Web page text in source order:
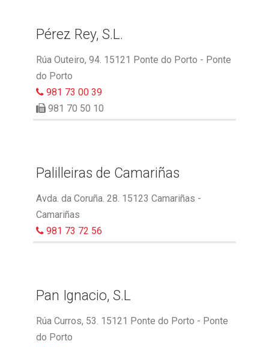
Pérez Rey, S.L.
Rúa Outeiro, 94. 15121 Ponte do Porto - Ponte
do Porto
981 73 00 39
981 70 50 10
Palilleiras de Camariñas
Avda. da Coruña. 28. 15123 Camariñas -
Camariñas
981 73 72 56
Pan Ignacio, S.L
Rúa Curros, 53. 15121 Ponte do Porto - Ponte
do Porto